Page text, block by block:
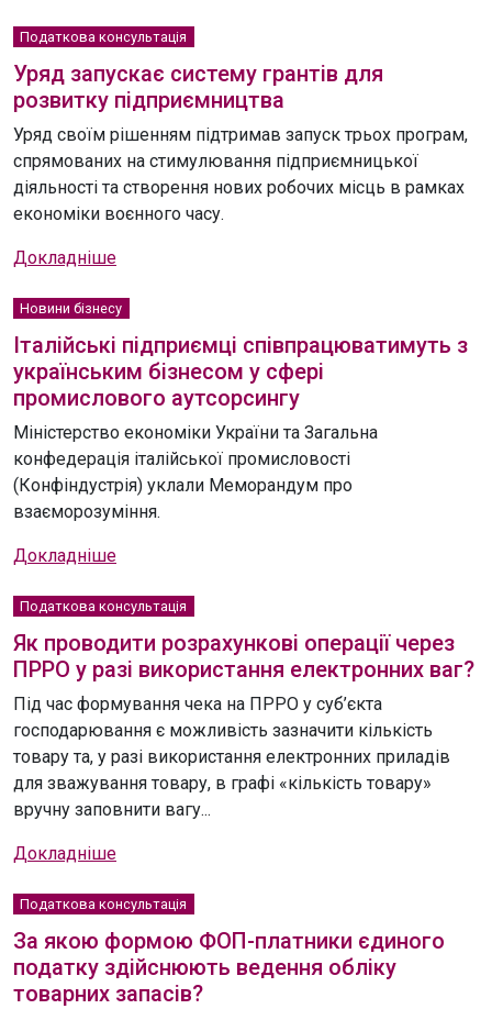
Податкова консультація
Уряд запускає систему грантів для
розвитку підприємництва
Уряд своїм рішенням підтримав запуск трьох програм,
спрямованих на стимулювання підприємницької
діяльності та створення нових робочих місць в рамках
економіки воєнного часу.
Докладніше
Новини бізнесу
Італійські підприємці співпрацюватимуть з
українським бізнесом у сфері
промислового аутсорсингу
Міністерство економіки України та Загальна
конфедерація італійської промисловості
(Конфіндустрія) уклали Меморандум про
взаєморозуміння.
Докладніше
Податкова консультація
Як проводити розрахункові операції через
ПРРО у разі використання електронних ваг?
Під час формування чека на ПРРО у суб’єкта
господарювання є можливість зазначити кількість
товару та, у разі використання електронних приладів
для зважування товару, в графі «кількість товару»
вручну заповнити вагу...
Докладніше
Податкова консультація
За якою формою ФОП-платники єдиного
податку здійснюють ведення обліку
товарних запасів?